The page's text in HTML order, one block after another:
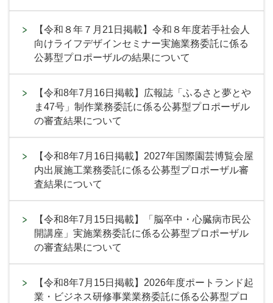
【令和８年７月21日掲載】令和８年度若手社会人
向けライフデザインセミナー実施業務委託に係る
公募型プロポーザルの結果について
【令和8年7月16日掲載】広報誌「ふるさと夢とや
ま47号」制作業務委託に係る公募型プロポーザル
の審査結果について
【令和8年7月16日掲載】2027年国際園芸博覧会屋
内出展施工業務委託に係る公募型プロポーザル審
査結果について
【令和8年7月15日掲載】「脳卒中・心臓病市民公
開講座」実施業務委託に係る公募型プロポーザル
の審査結果について
【令和8年7月15日掲載】2026年度ポートランド起
業・ビジネス研修事業業務委託に係る公募型プロ